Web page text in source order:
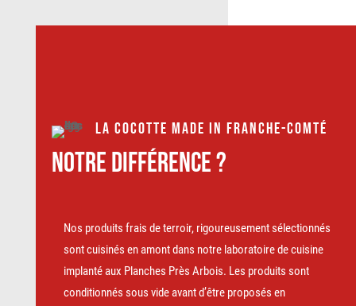
la cocotte made in franche-comté
NOTRE DIFFÉRENCE ?
Nos produits frais de terroir, rigoureusement sélectionnés
sont cuisinés en amont dans notre laboratoire de cuisine
implanté aux Planches Près Arbois. Les produits sont
conditionnés sous vide avant d’être proposés en